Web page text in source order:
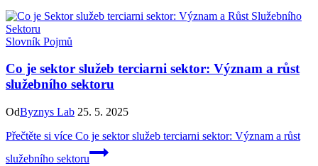
Slovník Pojmů
Co je sektor služeb terciarni sektor: Význam a růst
služebního sektoru
OdByznys Lab 25. 5. 2025
Přečtěte si více Co je sektor služeb terciarni sektor: Význam a růst
služebního sektoru